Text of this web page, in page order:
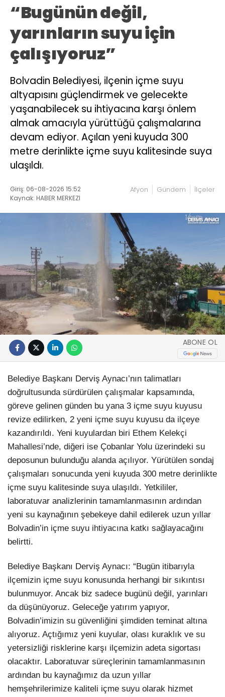
“Bugünün değil,
yarınların suyu için
çalışıyoruz”
Bolvadin Belediyesi, ilçenin içme suyu
altyapısını güçlendirmek ve gelecekte
yaşanabilecek su ihtiyacına karşı önlem
almak amacıyla yürüttüğü çalışmalarına
devam ediyor. Açılan yeni kuyuda 300
metre derinlikte içme suyu kalitesinde suya
ulaşıldı.
Giriş: 06-08-2026 15:52
Kaynak: HABER MERKEZI
Afyon Gündem İlçeler
ABONE OL
Belediye Başkanı Derviş Aynacı’nın talimatları
doğrultusunda sürdürülen çalışmalar kapsamında,
göreve gelinen günden bu yana 3 içme suyu kuyusu
revize edilirken, 2 yeni içme suyu kuyusu da ilçeye
kazandırıldı. Yeni kuyulardan biri Ethem Kelekçi
Mahallesi’nde, diğeri ise Çobanlar Yolu üzerindeki su
deposunun bulunduğu alanda açılıyor. Yürütülen sondaj
çalışmaları sonucunda yeni kuyuda 300 metre derinlikte
içme suyu kalitesinde suya ulaşıldı. Yetkililer,
laboratuvar analizlerinin tamamlanmasının ardından
yeni su kaynağının şebekeye dahil edilerek uzun yıllar
Bolvadin’in içme suyu ihtiyacına katkı sağlayacağını
belirtti.
Belediye Başkanı Derviş Aynacı: “Bugün itibarıyla
ilçemizin içme suyu konusunda herhangi bir sıkıntısı
bulunmuyor. Ancak biz sadece bugünü değil, yarınları
da düşünüyoruz. Geleceğe yatırım yapıyor,
Bolvadin’imizin su güvenliğini şimdiden teminat altına
alıyoruz. Açtığımız yeni kuyular, olası kuraklık ve su
yetersizliği risklerine karşı ilçemizin adeta sigortası
olacaktır. Laboratuvar süreçlerinin tamamlanmasının
ardından bu kaynağımız da uzun yıllar
hemşehrilerimize kaliteli içme suyu olarak hizmet